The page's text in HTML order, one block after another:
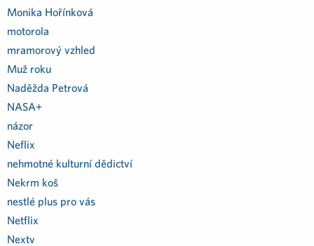
Monika Hořínková
motorola
mramorový vzhled
Muž roku
Naděžda Petrová
NASA+
názor
Neflix
nehmotné kulturní dědictví
Nekrm koš
nestlé plus pro vás
Netflix
Nextv